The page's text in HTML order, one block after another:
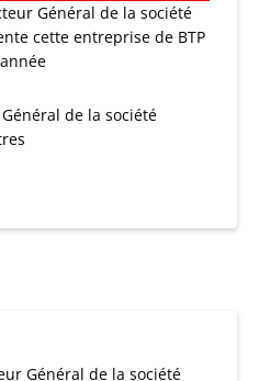
Général de la société
cette entreprise de BTP
de la société
Général de la société